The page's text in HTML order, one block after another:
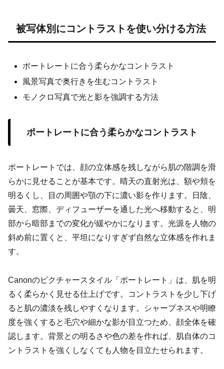
被写体別にコントラストを使い分ける方法
ポートレートに合う柔らかなコントラスト
風景写真で奥行きを生むコントラスト
モノクロ写真で光と影を強調する方法
ポートレートに合う柔らかなコントラスト
ポートレートでは、顔の立体感を残しながら肌の階調を滑
らかに見せることが基本です。晴天の直射光は、額や頬を
明るくし、目の周囲や顎の下に濃い影を作ります。日陰、
曇天、窓際、ディフューザーを通した光へ移動すると、明
部から暗部までの変化が緩やかになります。光源を人物の
斜め前に置くと、平坦になりすぎず自然な立体感を作れま
す。
Canonのピクチャースタイル「ポートレート」は、肌を明
るく柔らかく見せる仕上げです。コントラストを少し下げ
ると肌の濃淡を残しやすくなります。シャープネスや明瞭
度を強くすると毛穴や細かな影が目立つため、顔全体を確
認します。背景との明るさや色の差を作れば、肌自体のコ
ントラストを強くしなくても人物を目立たせられます。